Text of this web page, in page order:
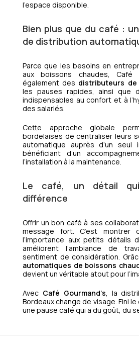
l’espace disponible.
Bien plus que du café :
de distribution
Parce que les besoins en
aux boissons chaudes, Café
également des distributeurs de
les pauses rapides, ainsi que
indispensables au confort et à
des salariés.
Cette approche globale
bordelaises de centraliser leurs
automatique auprès d’un
bénéficiant d’un
l’installation à la maintenance.
Le café, un détail
différence
Offrir un bon café à ses
message fort. C’est montrer
l’importance aux petits détails
améliorent l’ambiance de
sentiment de considération.
automatiques de boissons
devient un véritable atout pour
Avec Café Gourmand’s , la
Bordeaux change de visage. Fini
une pause café qui a du goût, du